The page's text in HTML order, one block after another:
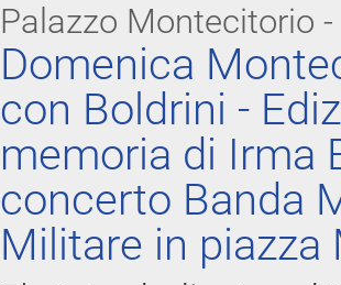
Palazzo Montecitorio
Domenica
con Boldrini -
memoria di Irma
concerto Banda
Militare in